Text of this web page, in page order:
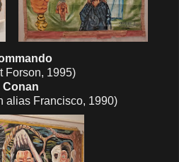
Forson, 1995)
Conan
alias Francisco, 1990)